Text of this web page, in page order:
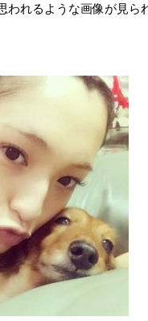
われるような画像が見ら